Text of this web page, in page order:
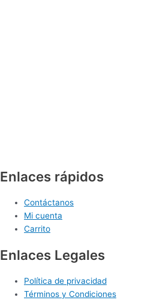
Enlaces rápidos
Contáctanos
Mi cuenta
Carrito
Enlaces Legales
Política de privacidad
Términos y Condiciones